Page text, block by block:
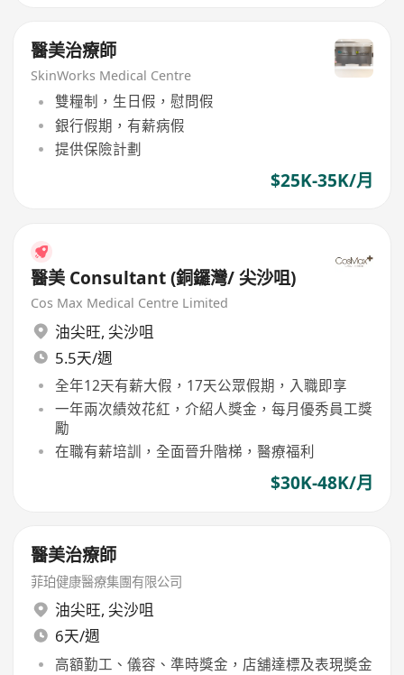
醫美治療師
SkinWorks Medical Centre
雙糧制，生日假，慰問假
銀行假期，有薪病假
提供保險計劃
$25K-35K/月
醫美 Consultant (銅鑼灣/ 尖沙咀)
Cos Max Medical Centre Limited
油尖旺, 尖沙咀
5.5天/週
全年12天有薪大假，17天公眾假期，入職即享
一年兩次績效花紅，介紹人獎金，每月優秀員工獎
勵
在職有薪培訓，全面晉升階梯，醫療福利
$30K-48K/月
醫美治療師
菲珀健康醫療集團有限公司
油尖旺, 尖沙咀
6天/週
高額勤工、儀容、準時獎金，店舖達標及表現奬金